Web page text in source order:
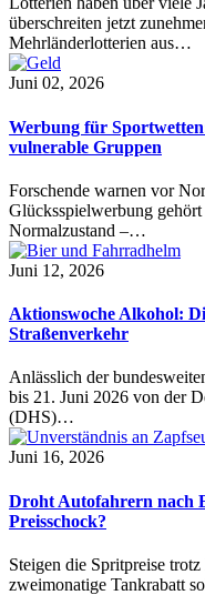
überschreiten jetzt
Mehrländerlotterien aus…
Juni 02, 2026
Werbung für
vulnerable Gruppen
Forschende warnen vor
Glücksspielwerbung
Normalzustand –…
Juni 12, 2026
Aktionswoche Alkohol:
Straßenverkehr
Anlässlich der
bis 21. Juni 2026 von der
(DHS)…
Juni 16, 2026
Droht Autofahrern nach
Preisschock?
Steigen die Spritpreise
zweimonatige Tankrabatt